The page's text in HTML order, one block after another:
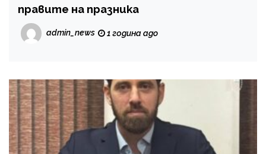
правите на празника
admin_news 1 година ago